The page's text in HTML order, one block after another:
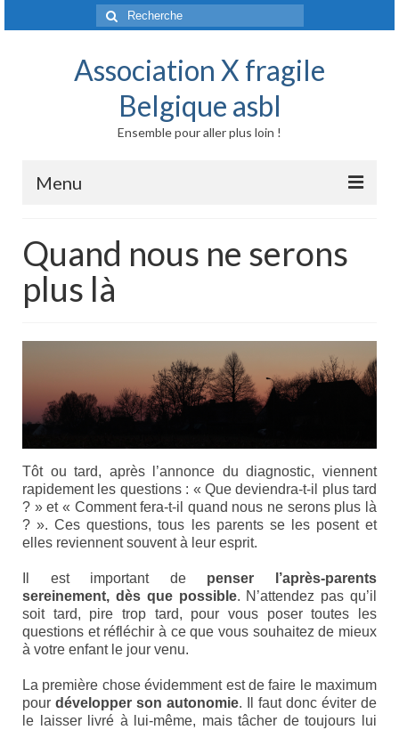
Rechercher
:
Association X fragile
Belgique asbl
Ensemble pour aller plus loin !
Menu
Syndrome X fragile et maladies liées
Origine génétique
Mode de transmission
Syndrome du X fragile (FXS)
Syndrome du tremblement-ataxie lié au X
fragile (FXTAS)
Syndrome de l’Insuffisance Ovarienne
Précoce liée au X fragile (FXPOI)
La déficience intellectuelle
Association X fragile
Organisation
Quand nous ne serons
plus là
Tôt ou tard, après l’annonce du diagnostic, viennent
rapidement les questions : « Que deviendra-t-il plus tard
? » et « Comment fera-t-il quand nous ne serons plus là
? ». Ces questions, tous les parents se les posent et
elles reviennent souvent à leur esprit.
Il est important de penser l’après-parents
sereinement, dès que possible. N’attendez pas qu’il
soit tard, pire trop tard, pour vous poser toutes les
questions et réfléchir à ce que vous souhaitez de mieux
à votre enfant le jour venu.
La première chose évidemment est de faire le maximum
pour développer son autonomie. Il faut donc éviter de
le laisser livré à lui-même, mais tâcher de toujours lui